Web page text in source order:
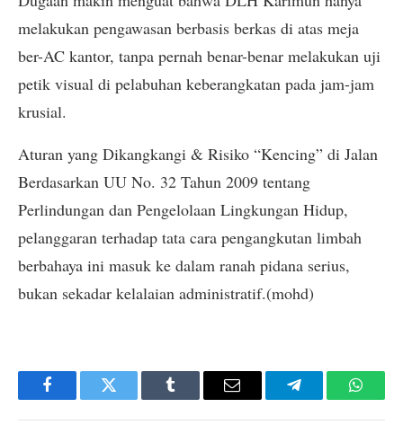
melakukan pengawasan berbasis berkas di atas meja
ber-AC kantor, tanpa pernah benar-benar melakukan uji
petik visual di pelabuhan keberangkatan pada jam-jam
krusial.
​Aturan yang Dikangkangi & Risiko “Kencing” di Jalan
​Berdasarkan UU No. 32 Tahun 2009 tentang
Perlindungan dan Pengelolaan Lingkungan Hidup,
pelanggaran terhadap tata cara pengangkutan limbah
berbahaya ini masuk ke dalam ranah pidana serius,
bukan sekadar kelalaian administratif.(mohd)
FacebookTwitter Tumblr Email Telegram